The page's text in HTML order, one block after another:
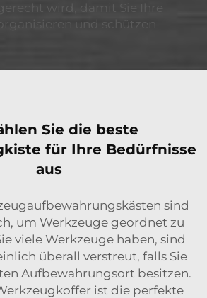
wird, damit Sie Ihre
und schützen
Sie die beste
für Ihre Bedürfnisse
aus
sind
um Werkzeuge geordnet zu
viele Werkzeuge haben, sind
überall verstreut, falls Sie
Aufbewahrungsort besitzen.
ist die perfekte